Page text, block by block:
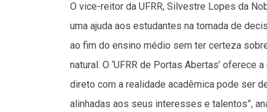
O vice-reitor da UFRR, Silvestre Lopes da
uma ajuda aos estudantes na tomada de
ao fim do ensino médio sem ter certeza
natural. O ‘UFRR de Portas Abertas’
direto com a realidade acadêmica pode ser
alinhadas aos seus interesses e talentos”,